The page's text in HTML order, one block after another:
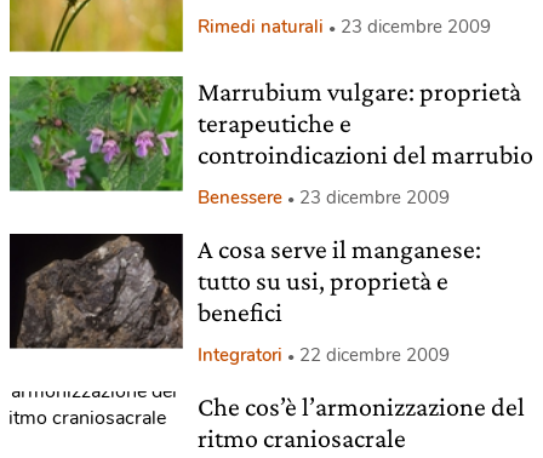
Rimedi naturali 23 dicembre 2009
Marrubium vulgare: proprietà
terapeutiche e
controindicazioni del marrubio
Benessere 23 dicembre 2009
A cosa serve il manganese:
tutto su usi, proprietà e
benefici
Integratori 22 dicembre 2009
Che cos’è l’armonizzazione del
ritmo craniosacrale